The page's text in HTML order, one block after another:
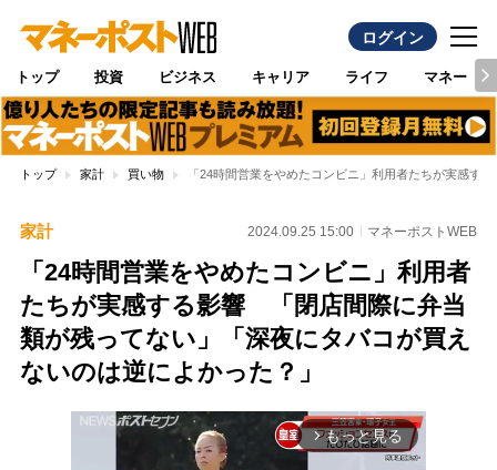
ログイン
トップ 投資 ビジネス キャリア ライフ マネー
トップ 家計 買い物 「24時間営業をやめたコンビニ」利用者たちが実感
家計 2024.09.25 15:00 マネーポストWEB
「24時間営業をやめたコンビニ」利用者
たちが実感する影響 「閉店間際に弁当
類が残ってない」「深夜にタバコが買え
ないのは逆によかった？」
arrow_forward_ios もっと見る